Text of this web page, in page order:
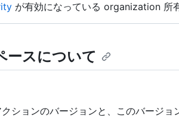
が有効になっている organization 所
ースについて
ションのバージョンと、このバージョ